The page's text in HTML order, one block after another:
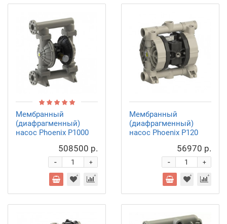
Мембранный
(диафрагменный)
насос Phoenix P1000
508500 р.
+
-
Мембранный
(диафрагменный)
насос Phoenix P120
56970 р.
+
-